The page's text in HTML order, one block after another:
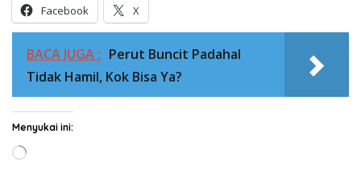
Facebook X
BACA JUGA : Perut Buncit Padahal
Tidak Hamil, Kok Bisa Ya?
Menyukai ini:
Memuat...